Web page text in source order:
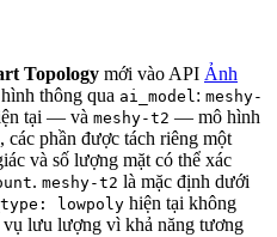
Topology mới vào API Ảnh
thông qua ai_model: meshy-
tại — và meshy-t2 — mô hình
phần được tách riêng một
và số lượng mặt có thể xác
. meshy-t2 là mặc định dưới
lowpoly hiện tại không
lưu lượng vì khả năng tương